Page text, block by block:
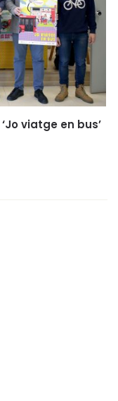
viatge en bus’